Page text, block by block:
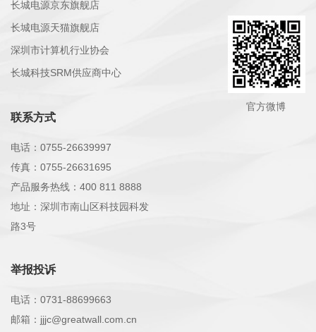
长城电源京东旗舰店
长城电源天猫旗舰店
深圳市计算机行业协会
长城科技SRM供应商中心
联系方式
电话：0755-26639997
传真：0755-26631695
产品服务热线：400 811 8888
地址：深圳市南山区科技园科发
路3号
举报投诉
电话：0731-88699663
邮箱：jjjc@greatwall.com.cn
官方微博